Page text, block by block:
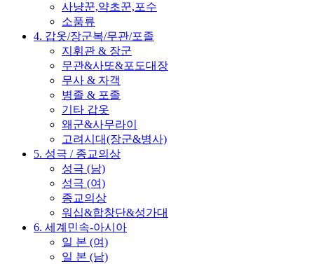
사냥꾼,약초꾼,포수
소품류
4. 갑옷/장군복/무관/포졸
지휘관 & 장군
무관&사또&포도대장
무사 & 자객
병졸 & 포졸
기타 갑옷
왜군&사무라이
고려시대(장군&병사)
5. 성극 / 종교의상
성극 (남)
성극 (여)
종교의상
워십&합창단&성가대
6. 세계민속-아시아
일 본 (여)
일 본 (남)